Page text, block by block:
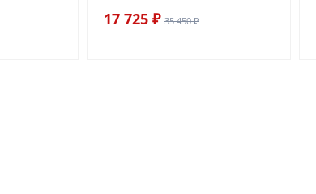
17 725 ₽ 35 450 ₽